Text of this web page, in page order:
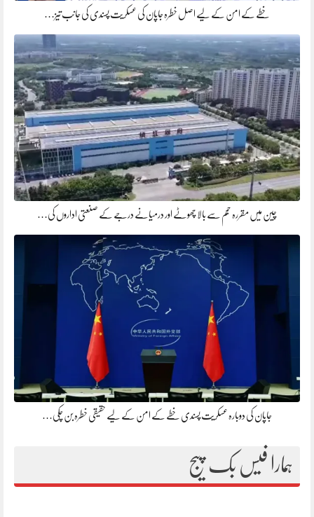
خطے کے امن کے لیے اصل خطرہ جاپان کی عسکریت پسندی کی جانب تیز…
چین میں مقررہ حجم سے بالا چھوٹے اور درمیانے درجے کے صنعتی اداروں کی…
جاپان کی دوبارہ عسکریت پسندی خطے کے امن کے لیے حقیقی خطرہ بن چکی…
ہمارا فیس بک پیج